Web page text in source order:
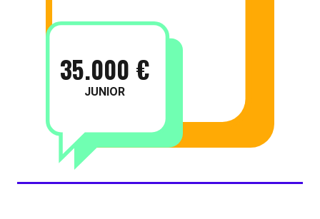
35.000 €
JUNIOR